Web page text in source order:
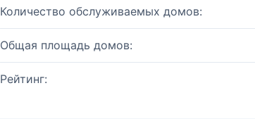
Количество обслуживаемых домов:
Общая площадь домов:
Рейтинг: